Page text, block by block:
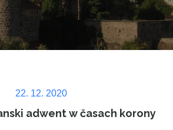
Posted
on
22. 12. 2020
adwent w časach korony